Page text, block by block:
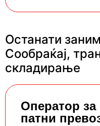
Останати
Сообраќај,
складирање
Oператор за
патни